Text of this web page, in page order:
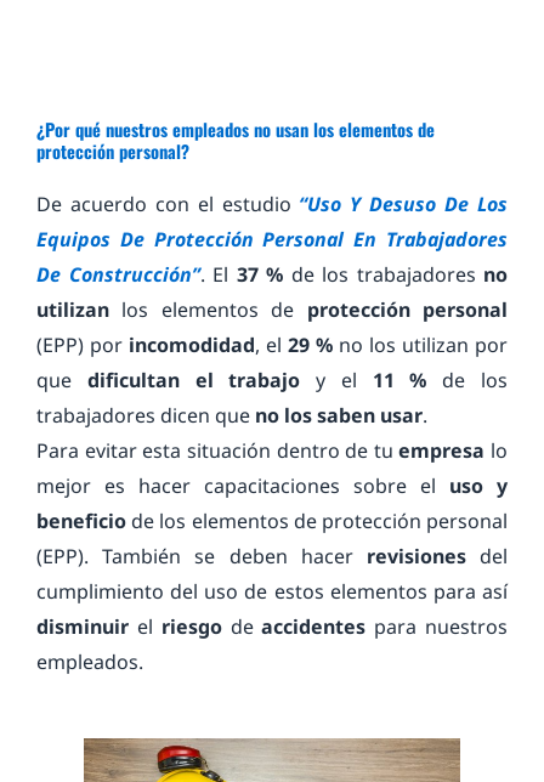
¿Por qué nuestros empleados no usan los elementos de
protección personal?
De acuerdo con el estudio “Uso Y Desuso De Los
Equipos De Protección Personal En Trabajadores
De Construcción”. El 37 % de los trabajadores no
utilizan los elementos de protección personal
(EPP) por incomodidad, el 29 % no los utilizan por
que dificultan el trabajo y el 11 % de los
trabajadores dicen que no los saben usar.
Para evitar esta situación dentro de tuempresa lo
mejor es hacer capacitaciones sobre el uso y
beneficiode los elementos de protección personal
(EPP). También se deben hacer revisionesdel
cumplimiento del uso de estos elementos para así
disminuir el riesgodeaccidentes para nuestros
empleados.